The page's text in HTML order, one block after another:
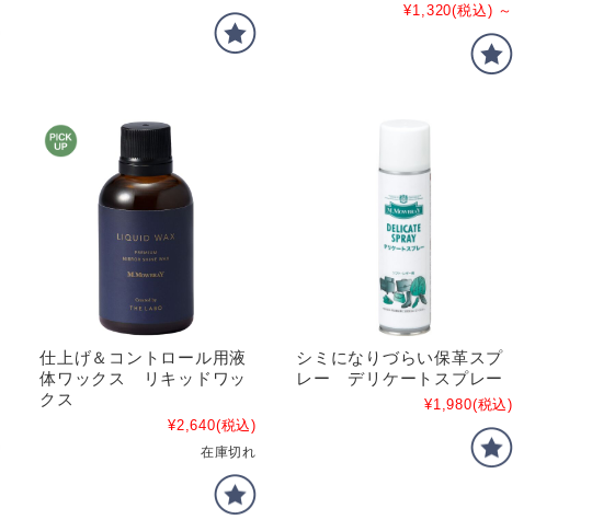
¥1,320(税込) ～
仕上げ＆コントロール用液
体ワックス リキッドワッ
クス
¥2,640(税込)
在庫切れ
シミになりづらい保革スプ
レー デリケートスプレー
¥1,980(税込)